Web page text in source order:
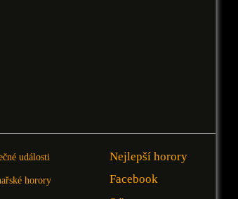
události
horory
Nejlepší horory
Facebook